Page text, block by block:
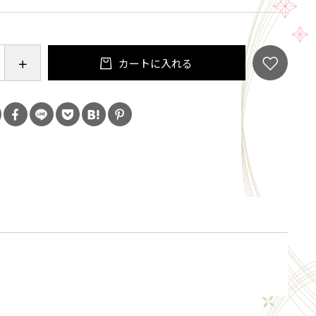
カートに入れる